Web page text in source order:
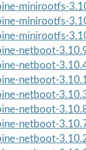
minirootfs-
minirootfs-
minirootfs-
netboot-
netboot-
netboot-
netboot-
netboot-
netboot-
netboot-